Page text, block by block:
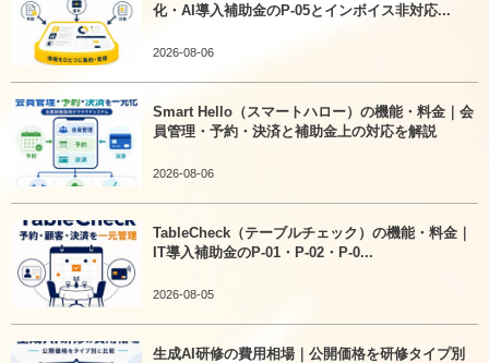
化・AI導入補助金のP-05とインボイス非対応...
2026-08-06
Smart Hello（スマートハロー）の機能・料金｜会
員管理・予約・決済と補助金上の対応を解説
2026-08-06
TableCheck（テーブルチェック）の機能・料金｜
IT導入補助金のP-01・P-02・P-0...
2026-08-05
生成AI研修の費用相場｜公開価格を研修タイプ別